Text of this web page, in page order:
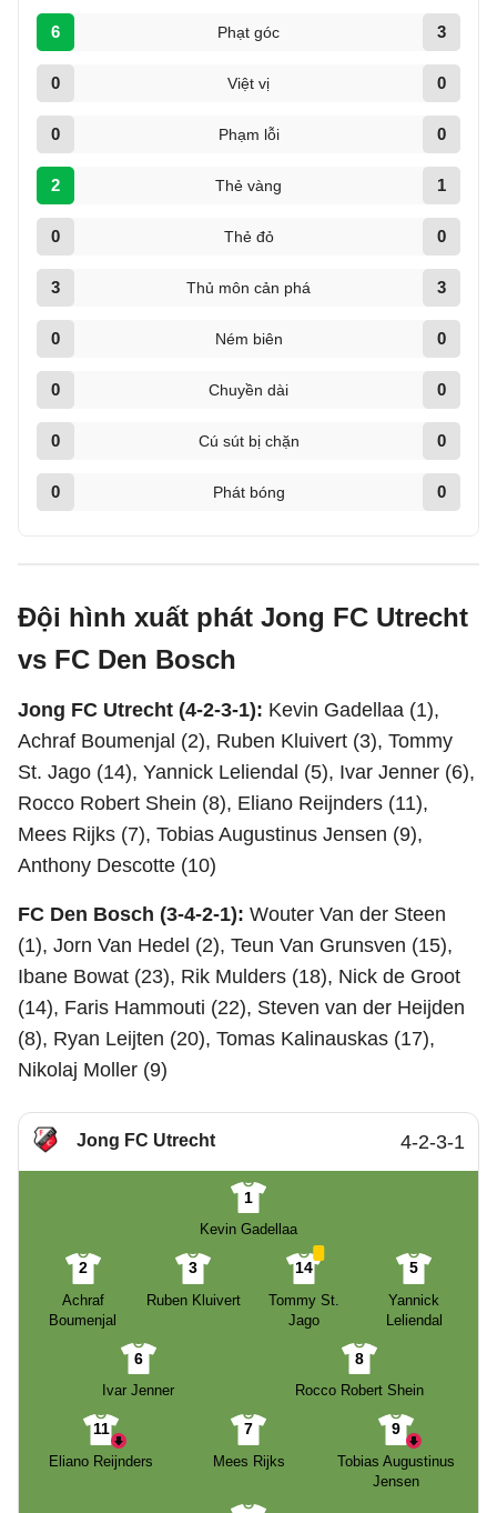
6 Phạt góc 3
0 Việt vị 0
0 Phạm lỗi 0
2 Thẻ vàng 1
0 Thẻ đỏ 0
3 Thủ môn cản phá 3
0 Ném biên 0
0 Chuyền dài 0
0 Cú sút bị chặn 0
0 Phát bóng 0
Đội hình xuất phát Jong FC Utrecht
vs FC Den Bosch
Jong FC Utrecht (4-2-3-1): Kevin Gadellaa (1),
Achraf Boumenjal (2), Ruben Kluivert (3), Tommy
St. Jago (14), Yannick Leliendal (5), Ivar Jenner (6),
Rocco Robert Shein (8), Eliano Reijnders (11),
Mees Rijks (7), Tobias Augustinus Jensen (9),
Anthony Descotte (10)
FC Den Bosch (3-4-2-1): Wouter Van der Steen
(1), Jorn Van Hedel (2), Teun Van Grunsven (15),
Ibane Bowat (23), Rik Mulders (18), Nick de Groot
(14), Faris Hammouti (22), Steven van der Heijden
(8), Ryan Leijten (20), Tomas Kalinauskas (17),
Nikolaj Moller (9)
Jong FC Utrecht 4-2-3-1
1
Kevin Gadellaa
2
Achraf
Boumenjal
3
Ruben Kluivert
14
Tommy St.
Jago
5
Yannick
Leliendal
6
Ivar Jenner
8
Rocco Robert Shein
11
Eliano Reijnders
7
Mees Rijks
9
Tobias Augustinus
Jensen